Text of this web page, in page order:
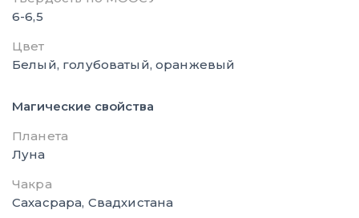
6-6,5
Цвет
Белый, голубоватый, оранжевый
Магические свойства
Планета
Луна
Чакра
Сахасрара, Свадхистана